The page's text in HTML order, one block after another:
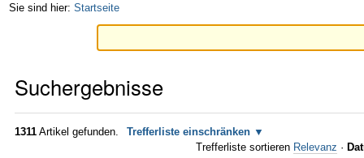
Sie sind hier: Startseite
Suchergebnisse
1311 Artikel gefunden.
Trefferliste einschränken
Trefferliste sortieren Relevanz ·